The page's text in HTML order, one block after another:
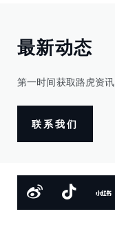
最新动态
第一时间获取路虎资讯
联系我们